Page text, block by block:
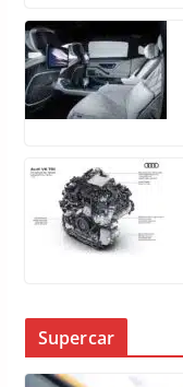
Supercar